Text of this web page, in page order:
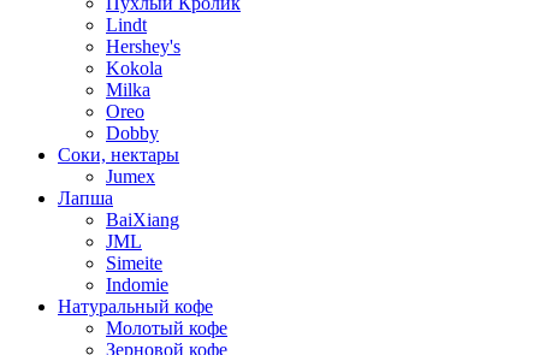
Lindt
Hershey's
Kokola
Milka
Oreo
Dobby
Соки, нектары
Jumex
Лапша
BaiXiang
JML
Simeite
Indomie
Натуральный кофе
Молотый кофе
Зерновой кофе